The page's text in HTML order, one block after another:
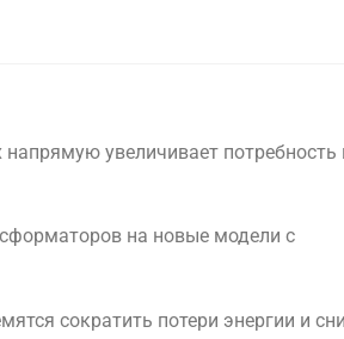
напрямую увеличивает потребность
на новые модели с
сократить потери энергии и